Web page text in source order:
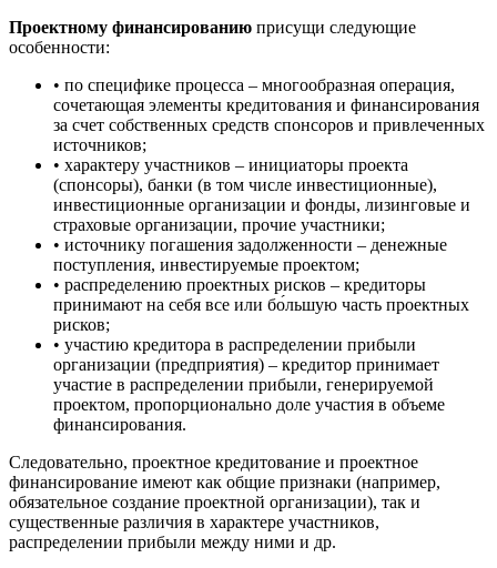
Проектному финансированию присущи следующие
особенности:
• по специфике процесса – многообразная операция,
сочетающая элементы кредитования и финансирования
за счет собственных средств спонсоров и привлеченных
источников;
• характеру участников – инициаторы проекта
(спонсоры), банки (в том числе инвестиционные),
инвестиционные организации и фонды, лизинговые и
страховые организации, прочие участники;
• источнику погашения задолженности – денежные
поступления, инвестируемые проектом;
• распределению проектных рисков – кредиторы
принимают на себя все или бо́льшую часть проектных
рисков;
• участию кредитора в распределении прибыли
организации (предприятия) – кредитор принимает
участие в распределении прибыли, генерируемой
проектом, пропорционально доле участия в объеме
финансирования.
Следовательно, проектное кредитование и проектное
финансирование имеют как общие признаки (например,
обязательное создание проектной организации), так и
существенные различия в характере участников,
распределении прибыли между ними и др.